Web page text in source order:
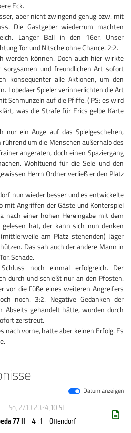
Eck.
aber nicht zwingend genug bzw. mit
Die Gastgeber wiederrum machten
Langer Ball in den 16er. Unser
Tor und Nitsche ohne Chance. 2:2.
werden können. Doch auch hier wirkte
und freundlichen Art sofort
konsequenter alle Aktionen, um den
Lobedaer Spieler verinnerlichten die Art
Schmunzeln auf die Pfiffe. ( PS: es wird
was die Strafe für Erics gelbe Karte
nur ein Auge auf das Spielgeschehen,
um die Menschen außerhalb des
angeraten, doch einen Spaziergang
Wohltuend für die Sele und den
Herrn Ordner verließ er den Platz
nun wieder besser und es entwickelte
mit Angriffen der Gäste und Konterspiel
nach einer hohen Hereingabe mit dem
hat, der kann sich nun denken
am Platz stehenden) Jäger
Das sah auch der andere Mann in
Schade.
noch einmal erfolgreich. Der
durch und schießt nur an den Pfosten.
vor die Füße eines weiteren Angreifers
noch. 3:2. Negative Gedanken der
Abseits gehandelt hätte, wurden durch
zerstreut.
nach vorne, hatte aber keinen Erfolg. Es
Datum anzeigen
So, 27.10.2024, 10.ST
77 II 4 : 1 Ottendorf